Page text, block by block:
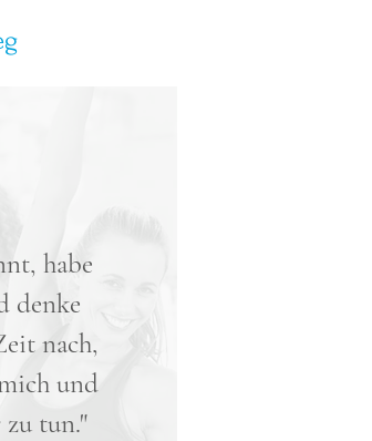
habe
denke
nach,
und
tun."